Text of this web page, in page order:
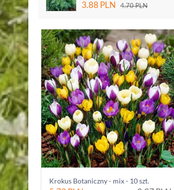
3.88 PLN 4.70PLN
Krokus Botaniczny - mix - 10 szt.